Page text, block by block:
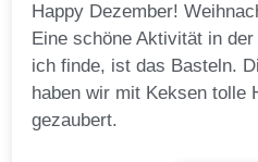
Happy Dezember!
Eine schöne Aktivität in
ich finde, ist das Basteln.
haben wir mit Keksen tolle
gezaubert.